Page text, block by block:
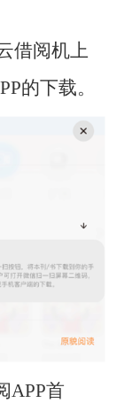
借阅机上
的下载。
APP首